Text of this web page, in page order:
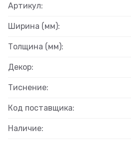
Артикул:
Ширина (мм):
Толщина (мм):
Декор:
Тиснение:
Код поставщика:
Наличие: